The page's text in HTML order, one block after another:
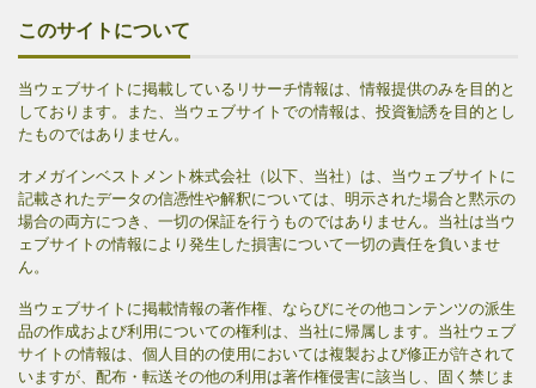
このサイトについて
当ウェブサイトに掲載しているリサーチ情報は、情報提供のみを目的と
しております。また、当ウェブサイトでの情報は、投資勧誘を目的とし
たものではありません。
オメガインベストメント株式会社（以下、当社）は、当ウェブサイトに
記載されたデータの信憑性や解釈については、明示された場合と黙示の
場合の両方につき、一切の保証を行うものではありません。当社は当ウ
ェブサイトの情報により発生した損害について一切の責任を負いませ
ん。
当ウェブサイトに掲載情報の著作権、ならびにその他コンテンツの派生
品の作成および利用についての権利は、当社に帰属します。当社ウェブ
サイトの情報は、個人目的の使用においては複製および修正が許されて
いますが、配布・転送その他の利用は著作権侵害に該当し、固く禁じま